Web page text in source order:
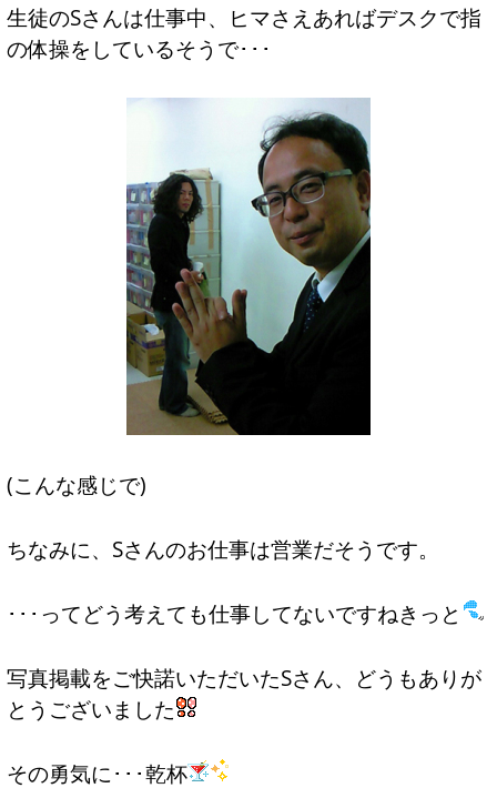
生徒のSさんは仕事中、ヒマさえあればデスクで指
の体操をしているそうで･･･
(こんな感じで)
ちなみに、Sさんのお仕事は営業だそうです。
･･･ってどう考えても仕事してないですねきっと
写真掲載をご快諾いただいたSさん、どうもありが
とうございました
その勇気に･･･乾杯